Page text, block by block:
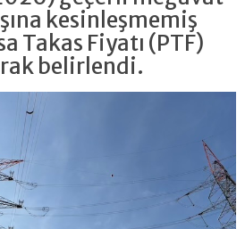
kesinleşmemiş
Takas Fiyatı (PTF)
belirlendi.